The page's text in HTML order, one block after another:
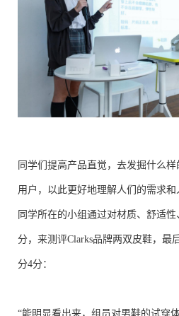
同学们提高产品直觉，去发掘什么
用户，以此更好地理解人们的需求
同学所在的小组通过对材质、舒适性
分，来测评Clarks品牌两双皮鞋，最
分4分：
“能明显看出来，组员对男鞋的试穿